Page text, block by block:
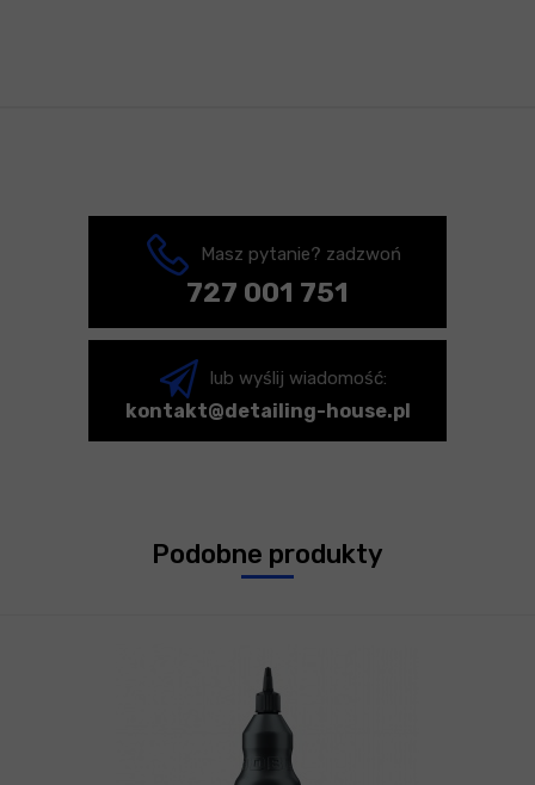
Masz pytanie? zadzwoń
727 001 751
lub wyślij wiadomość:
kontakt@detailing-house.pl
Podobne produkty